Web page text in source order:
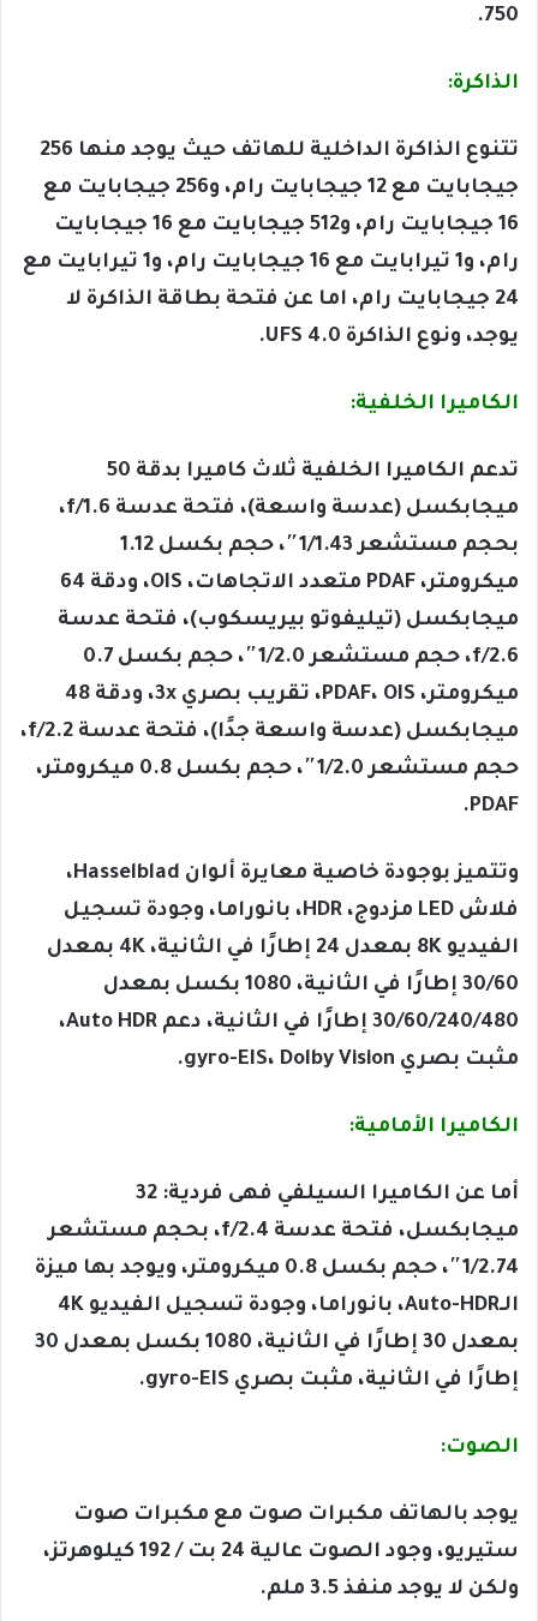
750.
الذاكرة:
تتنوع الذاكرة الداخلية للهاتف حيث يوجد منها 256
جيجابايت مع 12 جيجابايت رام، و256 جيجابايت مع
16 جيجابايت رام، و512 جيجابايت مع 16 جيجابايت
رام، و1 تيرابايت مع 16 جيجابايت رام، و1 تيرابايت مع
24 جيجابايت رام، اما عن فتحة بطاقة الذاكرة لا
يوجد، ونوع الذاكرة UFS 4.0.
الكاميرا الخلفية:
تدعم الكاميرا الخلفية ثلاث كاميرا بدقة 50
ميجابكسل (عدسة واسعة)، فتحة عدسة f/1.6،
بحجم مستشعر 1/1.43″، حجم بكسل 1.12
ميكرومتر، PDAF متعدد الاتجاهات، OIS، ودقة 64
ميجابكسل (تيليفوتو بيريسكوب)، فتحة عدسة
f/2.6، حجم مستشعر 1/2.0″، حجم بكسل 0.7
ميكرومتر، PDAF، OIS، تقريب بصري 3x، ودقة 48
ميجابكسل (عدسة واسعة جدًا)، فتحة عدسة f/2.2،
حجم مستشعر 1/2.0″، حجم بكسل 0.8 ميكرومتر،
PDAF.
وتتميز بوجودة خاصية معايرة ألوان Hasselblad،
فلاش LED مزدوج، HDR، بانوراما، وجودة تسجيل
الفيديو 8K بمعدل 24 إطارًا في الثانية، 4K بمعدل
30/60 إطارًا في الثانية، 1080 بكسل بمعدل
30/60/240/480 إطارًا في الثانية، دعم Auto HDR،
مثبت بصري gyro-EIS، Dolby Vision.
الكاميرا الأمامية:
أما عن الكاميرا السيلفي فهى فردية: 32
ميجابكسل، فتحة عدسة f/2.4، بحجم مستشعر
1/2.74″، حجم بكسل 0.8 ميكرومتر، ويوجد بها ميزة
الـAuto-HDR، بانوراما، وجودة تسجيل الفيديو 4K
بمعدل 30 إطارًا في الثانية، 1080 بكسل بمعدل 30
إطارًا في الثانية، مثبت بصري gyro-EIS.
الصوت:
يوجد بالهاتف مكبرات صوت مع مكبرات صوت
ستيريو، وجود الصوت عالية 24 بت / 192 كيلوهرتز،
ولكن لا يوجد منفذ 3.5 ملم.